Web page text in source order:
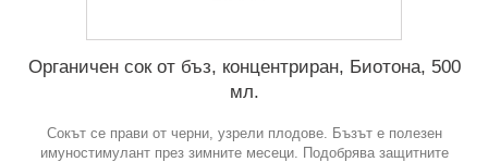
Органичен сок от бъз, концентриран, Биотона, 500
мл.
Сокът се прави от черни, узрели плодове. Бъзът е полезен
имуностимулант през зимните месеци. Подобрява защитните